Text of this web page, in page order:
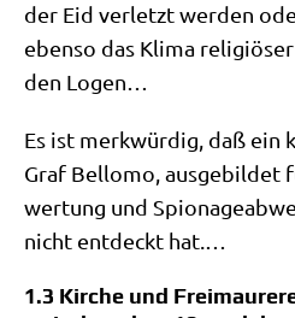
der Eid ver­letzt wer­den
eben­so das Kli­ma
den Logen…
Es ist merk­wür­dig, daß ein
Graf Bel­lo­mo, aus­ge­bil­det
wer­tung und
nicht ent­deckt hat.…
1.3 Kirche und